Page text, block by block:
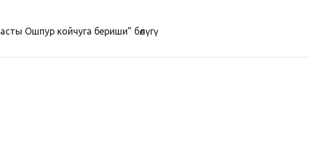
Ошпур койчуга бериши” бөлүгү